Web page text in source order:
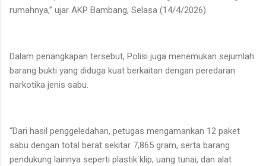
rumahnya,” ujar AKP Bambang, Selasa (14/4/2026).
Dalam penangkapan tersebut, Polisi juga menemukan sejumlah
barang bukti yang diduga kuat berkaitan dengan peredaran
narkotika jenis sabu.
“Dari hasil penggeledahan, petugas mengamankan 12 paket
sabu dengan total berat sekitar 7,865 gram, serta barang
pendukung lainnya seperti plastik klip, uang tunai, dan alat